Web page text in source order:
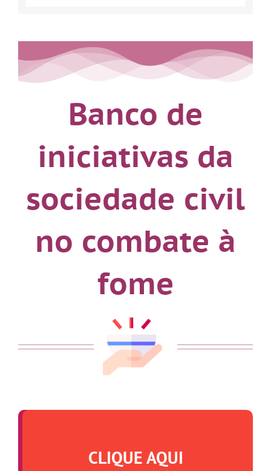
Banco de
iniciativas da
sociedade civil
no combate à
fome
CLIQUE AQUI